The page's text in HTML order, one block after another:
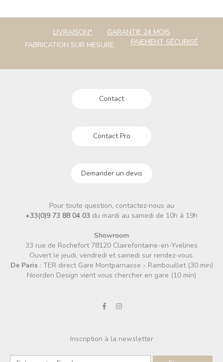
LIVRAISON*
GARANTIE 24 MOIS
FABRICATION SUR MESURE
PAIEMENT SÉCURISÉ
Contact
Contact Pro
Demander un devis
Pour toute question, contactez-nous au
+33(0)9 73 88 04 03 du mardi au samedi de 10h à 19h
Showroom
33 rue de Rochefort 78120 Clairefontaine-en-Yvelines
Ouvert le jeudi, vendredi et samedi sur rendez-vous.
De Paris : TER direct Gare Montparnasse - Rambouillet (30 min)
Noorden Design vient vous chercher en gare (10 min)
Inscription à la newsletter